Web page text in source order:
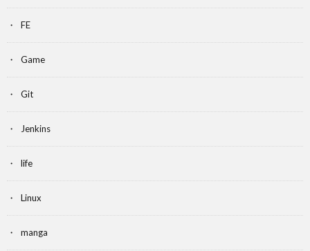
FE
Game
Git
Jenkins
life
Linux
manga